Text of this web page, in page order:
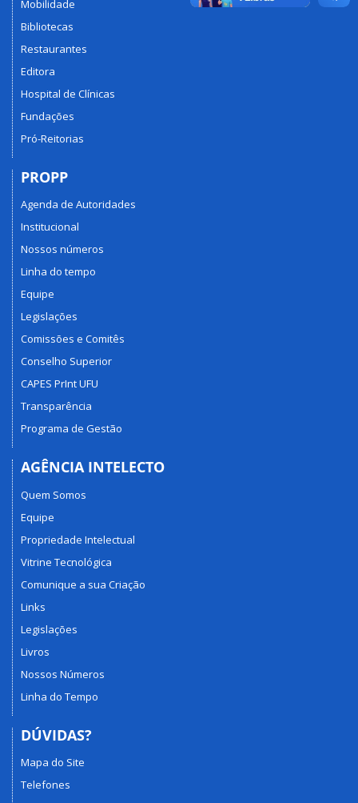
Mobilidade
Bibliotecas
Restaurantes
Editora
Hospital de Clínicas
Fundações
Pró-Reitorias
PROPP
Agenda de Autoridades
Institucional
Nossos números
Linha do tempo
Equipe
Legislações
Comissões e Comitês
Conselho Superior
CAPES PrInt UFU
Transparência
Programa de Gestão
AGÊNCIA INTELECTO
Quem Somos
Equipe
Propriedade Intelectual
Vitrine Tecnológica
Comunique a sua Criação
Links
Legislações
Livros
Nossos Números
Linha do Tempo
DÚVIDAS?
Mapa do Site
Telefones